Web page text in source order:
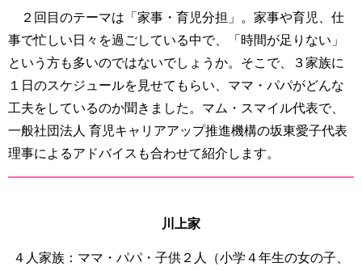
２回目のテーマは「家事・育児分担」。家事や育児、仕
事で忙しい日々を過ごしている中で、「時間が足りない」
という方も多いのではないでしょうか。そこで、３家族に
１日のスケジュールを見せてもらい、ママ・パパがどんな
工夫をしているのか聞きました。マム・スマイル代表で、
一般社団法人 育児キャリアアップ推進機構の坂東愛子代表
理事によるアドバイスも合わせて紹介します。
川上家
４人家族：ママ・パパ・子供２人（小学４年生の女の子、